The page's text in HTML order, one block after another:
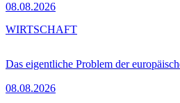
08.08.2026
Das eigentliche Problem der
08.08.2026
WIRTSCHAFT